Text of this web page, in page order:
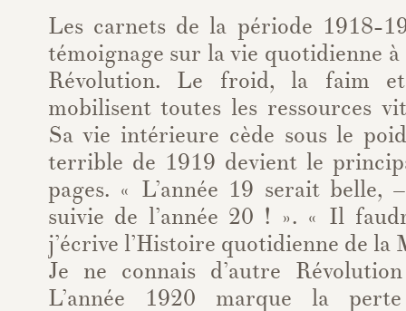
Les carnets de la période 1918-
témoignage sur la vie quotidienne
Révolution. Le froid, la faim
mobilisent toutes les ressources
Sa vie intérieure cède sous le
terrible de 1919 devient le
pages. « L’année 19 serait belle,
suivie de l’année 20 ! ». « Il
j’écrive l’Histoire quotidienne de
Je ne connais d’autre
L’année 1920 marque la